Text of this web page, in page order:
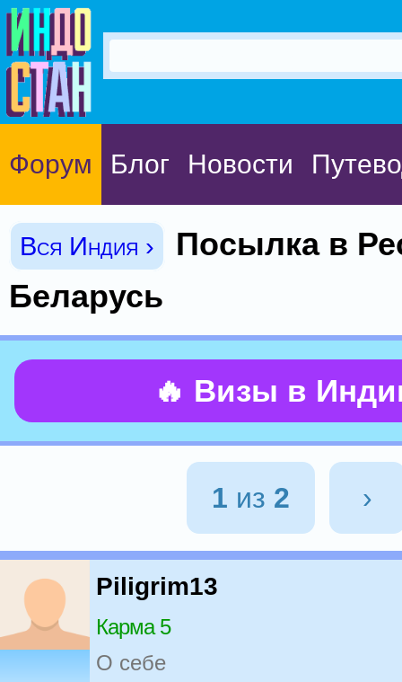
Форум Блог Новости
Вся Индия ›
Посылка в
Беларусь
🔥 Визы в
1 из 2 ›
Piligrim13
Карма 5
О себе